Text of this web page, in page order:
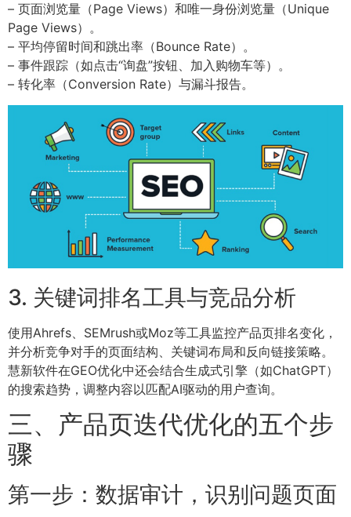
– 页面浏览量（Page Views）和唯一身份浏览量（Unique
Page Views）。
– 平均停留时间和跳出率（Bounce Rate）。
– 事件跟踪（如点击“询盘”按钮、加入购物车等）。
– 转化率（Conversion Rate）与漏斗报告。
3. 关键词排名工具与竞品分析
使用Ahrefs、SEMrush或Moz等工具监控产品页排名变化，
并分析竞争对手的页面结构、关键词布局和反向链接策略。
慧新软件在GEO优化中还会结合生成式引擎（如ChatGPT）
的搜索趋势，调整内容以匹配AI驱动的用户查询。
三、产品页迭代优化的五个步
骤
第一步：数据审计，识别问题页面